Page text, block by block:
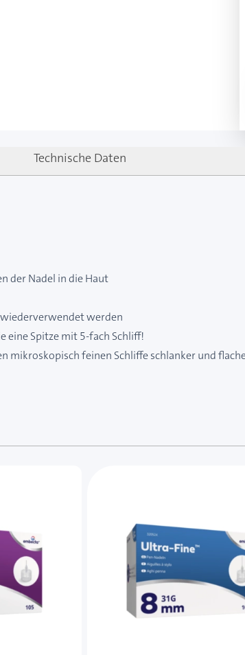
Technische Daten
der Nadel in die Haut
werden
eine Spitze mit 5-fach Schliff!
feinen Schliffe schlanker und